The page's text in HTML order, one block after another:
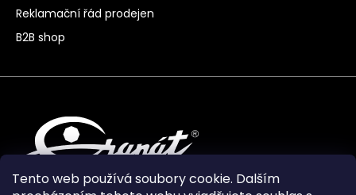
Tento web používá soubory cookie. Dalším
Reklamační řád prodejen
B2B shop